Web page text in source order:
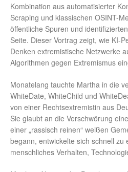
Kombination aus automatisierter
Scraping und klassischen OSINT-
öffentliche Spuren und
Seite. Dieser Vortrag zeigt, wie KI-
Denken extremistische Netzwerke
Algorithmen gegen Extremismus
Monatelang tauchte Martha in die
WhiteDate, WhiteChild und
von einer Rechtsextremistin aus
Sie glaubt an die Verschwörung
einer „rassisch reinen“ weißen
begann, entwickelte sich schnell zu
menschliches Verhalten,